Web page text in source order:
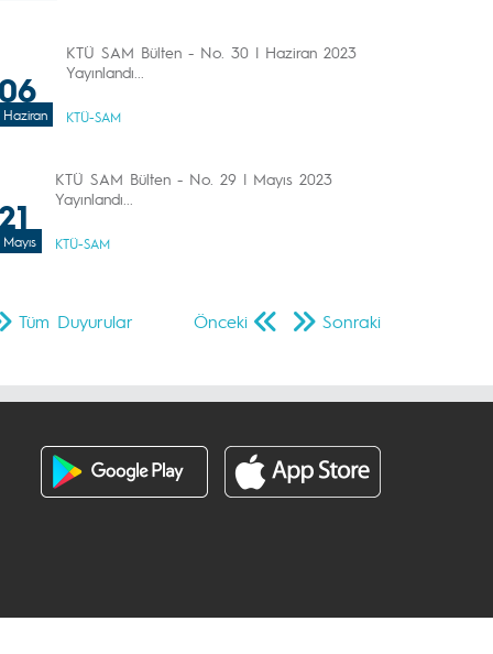
06
Haziran
KTÜ SAM Bülten - No. 30 | Haziran 2023
Yayınlandı...
KTÜ-SAM
Mayıs
KTÜ SAM Bülten - No. 29 | Mayıs 2023
Yayınlandı...
KTÜ-SAM
Önceki Sonraki
Tüm Duyurular